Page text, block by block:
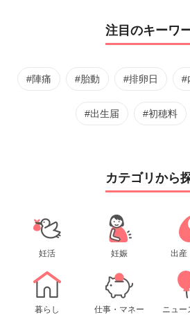
注目のキーワ
#陣痛 #胎動 #排卵日 #
#出生届 #初穂料
カテゴリから
妊活 妊娠 出産
暮らし 仕事・マネー
ニュー